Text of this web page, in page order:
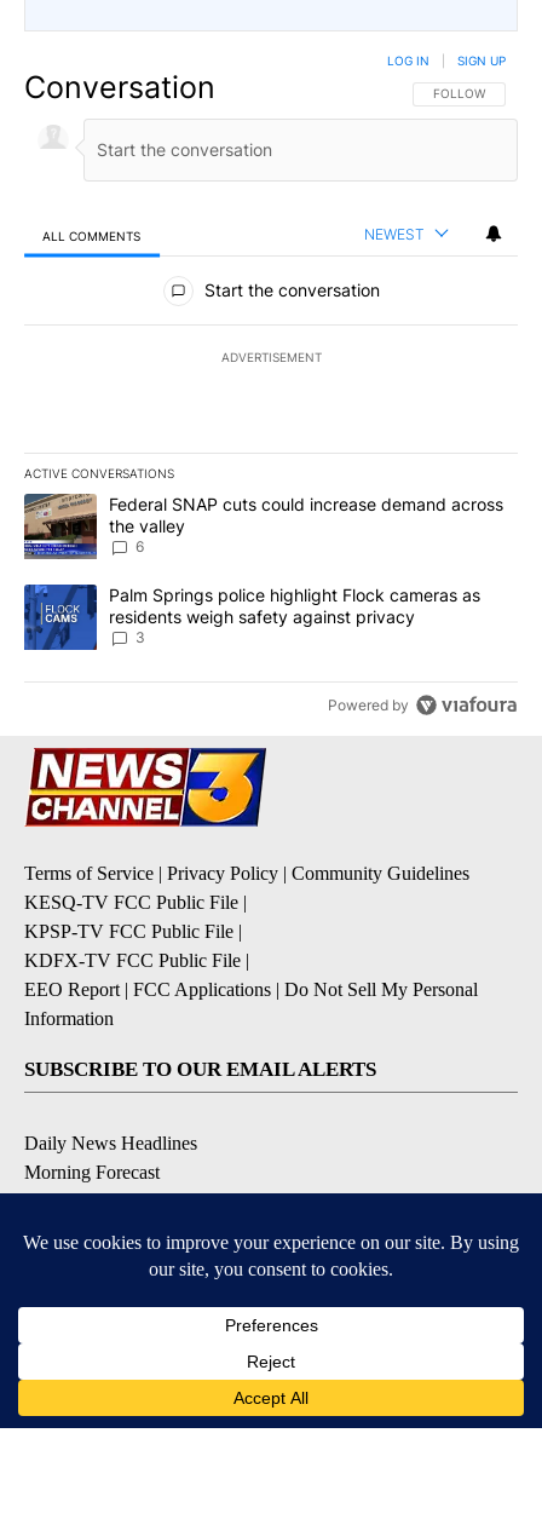
Conversation FOLLOW THIS
FOLLOW
LOG IN SIGN UP
ALL COMMENTS NEWEST
All Comments
Start the conversation
ADVERTISEMENT
ACTIVE CONVERSATIONS
The following is a list of the most commented articles in the last
A trending article titled "Federal SNAP cuts could increase
Federal SNAP cuts could increase demand across
the valley
6
A trending article titled "Palm Springs police highlight Flock
Palm Springs police highlight Flock cameras as
residents weigh safety against privacy
3
Powered by
Terms of Service | Privacy Policy | Community Guidelines
KESQ-TV FCC Public File |
KPSP-TV FCC Public File |
KDFX-TV FCC Public File |
EEO Report | FCC Applications | Do Not Sell My Personal
Information
SUBSCRIBE TO OUR EMAIL ALERTS
Daily News Headlines
Morning Forecast
Contests & Promotions
DOWNLOAD OUR APPS
Available for iOS and Android